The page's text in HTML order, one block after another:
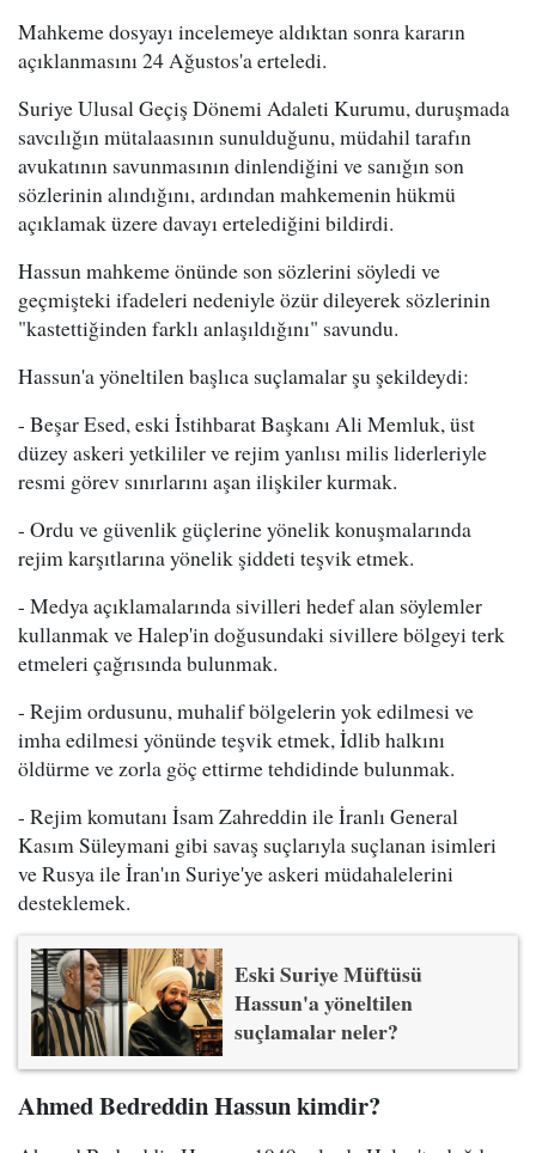
Mahkeme dosyayı incelemeye aldıktan sonra kararın
açıklanmasını 24 Ağustos'a erteledi.
Suriye Ulusal Geçiş Dönemi Adaleti Kurumu, duruşmada
savcılığın mütalaasının sunulduğunu, müdahil tarafın
avukatının savunmasının dinlendiğini ve sanığın son
sözlerinin alındığını, ardından mahkemenin hükmü
açıklamak üzere davayı ertelediğini bildirdi.
Hassun mahkeme önünde son sözlerini söyledi ve
geçmişteki ifadeleri nedeniyle özür dileyerek sözlerinin
"kastettiğinden farklı anlaşıldığını" savundu.
Hassun'a yöneltilen başlıca suçlamalar şu şekildeydi:
- Beşar Esed, eski İstihbarat Başkanı Ali Memluk, üst
düzey askeri yetkililer ve rejim yanlısı milis liderleriyle
resmi görev sınırlarını aşan ilişkiler kurmak.
- Ordu ve güvenlik güçlerine yönelik konuşmalarında
rejim karşıtlarına yönelik şiddeti teşvik etmek.
- Medya açıklamalarında sivilleri hedef alan söylemler
kullanmak ve Halep'in doğusundaki sivillere bölgeyi terk
etmeleri çağrısında bulunmak.
- Rejim ordusunu, muhalif bölgelerin yok edilmesi ve
imha edilmesi yönünde teşvik etmek, İdlib halkını
öldürme ve zorla göç ettirme tehdidinde bulunmak.
- Rejim komutanı İsam Zahreddin ile İranlı General
Kasım Süleymani gibi savaş suçlarıyla suçlanan isimleri
ve Rusya ile İran'ın Suriye'ye askeri müdahalelerini
desteklemek.
Eski Suriye Müftüsü
Hassun'a yöneltilen
suçlamalar neler?
Ahmed Bedreddin Hassun kimdir?